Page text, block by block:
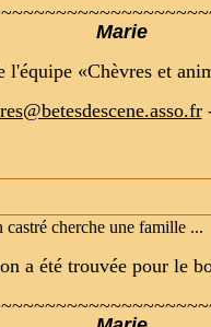
Marie
l'équipe «Chèvres et
castré cherche une famille ...
a été trouvée pour le